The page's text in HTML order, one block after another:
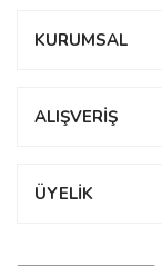
KURUMSAL
ALIŞVERİŞ
ÜYELİK